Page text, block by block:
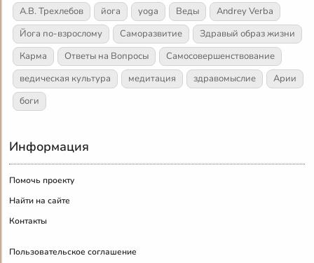
А.В. Трехлебов
йога yoga Веды
Andrey Verba
Йога по-взрослому
Саморазвитие
Здравый образ жизни
Карма
Ответы на Вопросы
Самосовершенствование
ведическая культура
медитация здравомыслие
Арии
боги
Информация
Помочь проекту
Найти на сайте
Контакты
Пользовательское соглашение